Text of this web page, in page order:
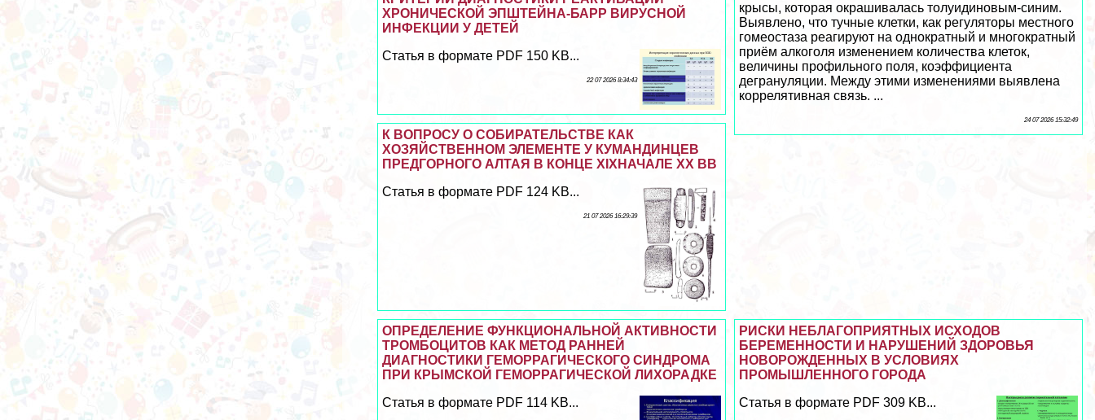
крысы, которая окрашивалась толуидиновым-синим.
Выявлено, что тучные клетки, как регуляторы местного
гомеостаза реагируют на однократный и многократный
приём алкоголя изменением количества клеток,
величины профильного поля, коэффициента
дегрануляции. Между этими изменениями выявлена
коррелятивная связь. ...
24 07 2026 15:32:49
ХРОНИЧЕСКОЙ ЭПШТЕЙНА-БАРР ВИРУСНОЙ
ИНФЕКЦИИ У ДЕТЕЙ
Статья в формате PDF 150 KB...
22 07 2026 8:34:43
К ВОПРОСУ О СОБИРАТЕЛЬСТВЕ КАК
ХОЗЯЙСТВЕННОМ ЭЛЕМЕНТЕ У КУМАНДИНЦЕВ
ПРЕДГОРНОГО АЛТАЯ В КОНЦЕ XIXНАЧАЛЕ XX ВВ
Статья в формате PDF 124 KB...
21 07 2026 16:29:39
РИСКИ НЕБЛАГОПРИЯТНЫХ ИСХОДОВ
БЕРЕМЕННОСТИ И НАРУШЕНИЙ ЗДОРОВЬЯ
НОВОРОЖДЕННЫХ В УСЛОВИЯХ
ПРОМЫШЛЕННОГО ГОРОДА
Статья в формате PDF 309 KB...
ОПРЕДЕЛЕНИЕ ФУНКЦИОНАЛЬНОЙ АКТИВНОСТИ
ТРОМБОЦИТОВ КАК МЕТОД РАННЕЙ
ДИАГНОСТИКИ ГЕМОРРАГИЧЕСКОГО СИНДРОМА
ПРИ КРЫМСКОЙ ГЕМОРРАГИЧЕСКОЙ ЛИХОРАДКЕ
Статья в формате PDF 114 KB...